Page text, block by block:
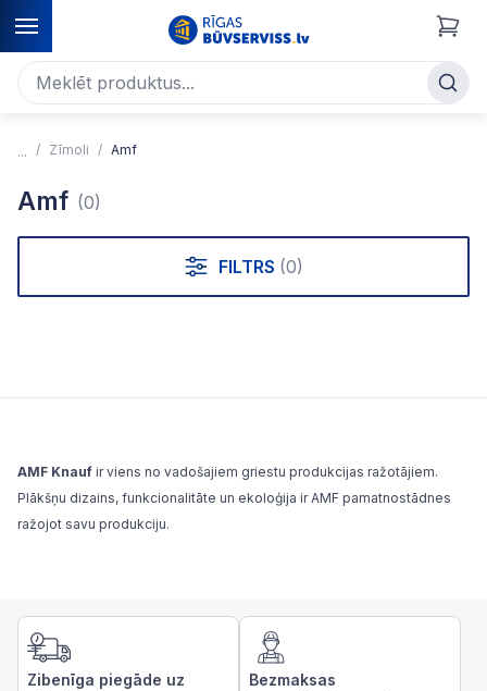
Zīmoli Amf
Amf (0)
FILTRS (0)
AMF Knauf ir viens no vadošajiem griestu produkcijas ražotājiem.
Plākšņu dizains, funkcionalitāte un ekoloģija ir AMF pamatnostādnes
ražojot savu produkciju.
Zibenīga piegāde uz
Bezmaksas